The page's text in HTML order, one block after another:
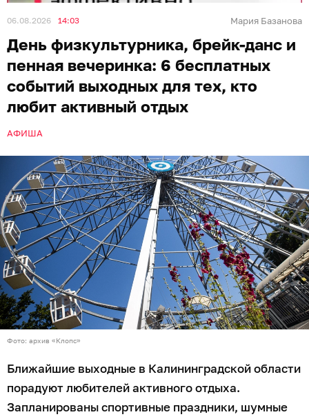
06.08.2026 14:03 Мария Базанова
День физкультурника, брейк-данс и
пенная вечеринка: 6 бесплатных
событий выходных для тех, кто
любит активный отдых
АФИША
Фото: архив «Клопс»
Ближайшие выходные в Калининградской области
порадуют любителей активного отдыха.
Запланированы спортивные праздники, шумные